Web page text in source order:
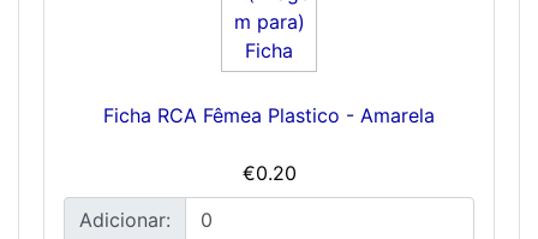
Ficha RCA Fêmea Plastico - Amarela
€0.20
Adicionar: